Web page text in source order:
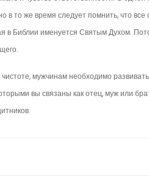
в то же время следует помнить, что
в Библии именуется Святым Духом.
мужчинам необ­ходимо
вы связаны как отец, муж или